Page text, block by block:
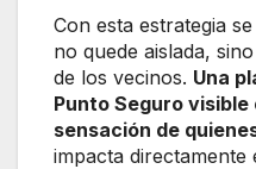
Con esta estrategia
no quede aislada,
de los vecinos. Una
Punto Seguro
sensación de
impacta directamente